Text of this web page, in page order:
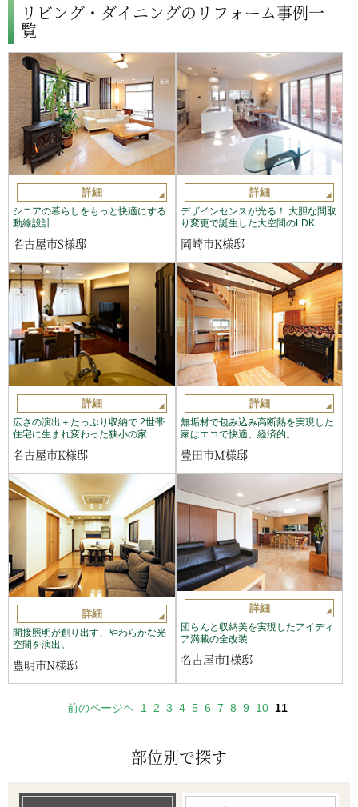
部位別で探す
リビング・ダイニングのリフォーム事例一
覧
詳細
シニアの暮らしをもっと快適にする
動線設計
名古屋市S様邸
詳細
デザインセンスが光る！ 大胆な間取
り変更で誕生した大空間のLDK
岡崎市K様邸
詳細
広さの演出＋たっぷり収納で 2世帯
住宅に生まれ変わった狭小の家
名古屋市K様邸
詳細
無垢材で包み込み高断熱を実現した
家はエコで快適、経済的。
豊田市M様邸
詳細
間接照明が創り出す、やわらかな光
空間を演出。
豊明市N様邸
詳細
団らんと収納美を実現したアイディ
ア満載の全改装
名古屋市I様邸
前のページヘ 1 2 3 4 5 6 7 8 9 10 11